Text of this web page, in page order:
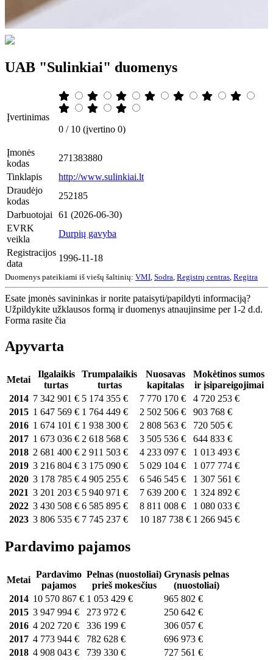
UAB "Sulinkiai" duomenys
Įvertinimas
0 / 10 (įvertino 0)
Įmonės
kodas
271383880
Tinklapis
http://www.sulinkiai.lt
Draudėjo
kodas
252185
Darbuotojai
61 (2026-06-30)
EVRK
veikla
Durpių gavyba
Registracijos
data
1996-11-18
Duomenys pateikiami iš viešų šaltinių: VMI Sodra Registrų centras Regitra
Esate įmonės savininkas ir norite pataisyti/papildyti informaciją?
Užpildykite užklausos formą ir duomenys atnaujinsime per 1-2 d.d.
Forma rasite čia
Apyvarta
Metai
Ilgalaikis
turtas
Trumpalaikis
turtas
Nuosavas
kapitalas
Mokėtinos sumos
ir įsipareigojimai
2014 7 342 901 € 5 174 355 € 7 770 170 €
4 720 253 €
2015 1 647 569 € 1 764 449 € 2 502 506 €
903 768 €
2016 1 674 101 € 1 938 300 € 2 808 563 €
720 505 €
2017 1 673 036 € 2 618 568 € 3 505 536 €
644 833 €
2018 2 681 400 € 2 911 503 € 4 233 097 €
1 013 493 €
2019 3 216 804 € 3 175 090 € 5 029 104 €
1 077 774 €
2020 3 178 785 € 4 905 255 € 6 546 545 €
1 307 561 €
2021 3 201 203 € 5 940 971 € 7 639 200 €
1 324 892 €
2022 3 430 508 € 6 585 895 € 8 811 008 €
1 080 033 €
2023 3 806 535 € 7 745 237 € 10 187 738 € 1 266 945 €
Pardavimo pajamos
Metai
Pardavimo
pajamos
Pelnas (nuostoliai)
prieš mokesčius
Grynasis pelnas
(nuostoliai)
2014 10 570 867 € 1 053 429 €
965 802 €
2015 3 947 994 € 273 972 €
250 642 €
2016 4 202 720 € 336 199 €
306 057 €
2017 4 773 944 € 782 628 €
696 973 €
2018 4 908 043 € 739 330 €
727 561 €